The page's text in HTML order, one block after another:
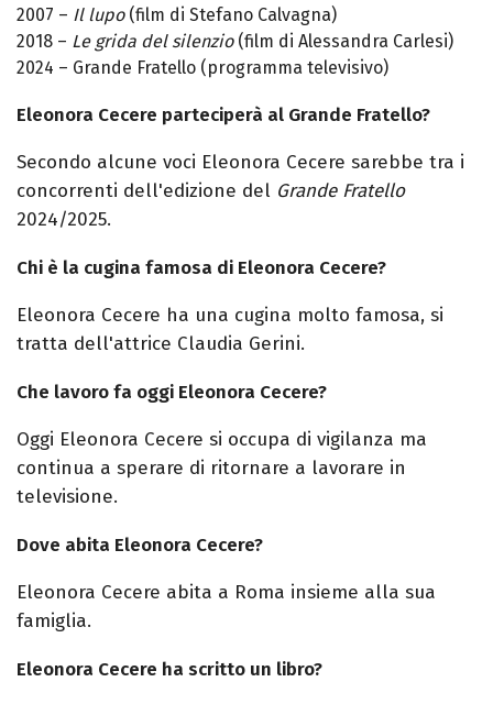
2007 – Il lupo(film di Stefano Calvagna)
2018 – Le grida del silenzio (film di Alessandra Carlesi)
2024 – Grande Fratello (programma televisivo)
Eleonora Cecere parteciperà al Grande Fratello?
Secondo alcune voci Eleonora Cecere sarebbe tra i
concorrenti dell'edizione del Grande Fratello
2024/2025.
Chi è la cugina famosa di Eleonora Cecere?
Eleonora Cecere ha una cugina molto famosa, si
tratta dell'attrice Claudia Gerini.
Che lavoro fa oggi Eleonora Cecere?
Oggi Eleonora Cecere si occupa di vigilanza ma
continua a sperare di ritornare a lavorare in
televisione.
Dove abita Eleonora Cecere?
Eleonora Cecere abita a Roma insieme alla sua
famiglia.
Eleonora Cecere ha scritto un libro?